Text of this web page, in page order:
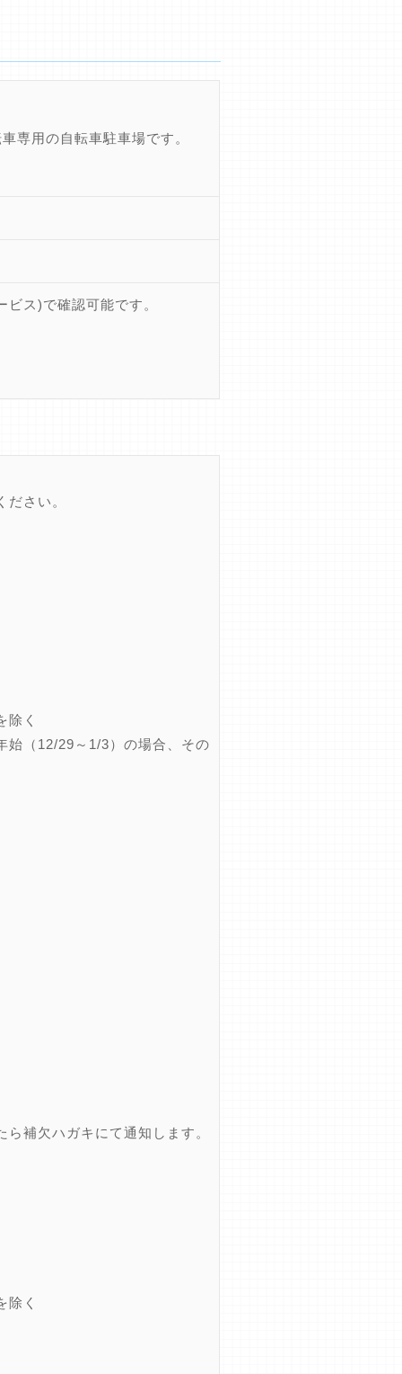
専用の自転車駐車場です。
ス)で確認可能です。
さい。
除く
始（12/29～1/3）の場合、その
補欠ハガキにて通知します。
除く